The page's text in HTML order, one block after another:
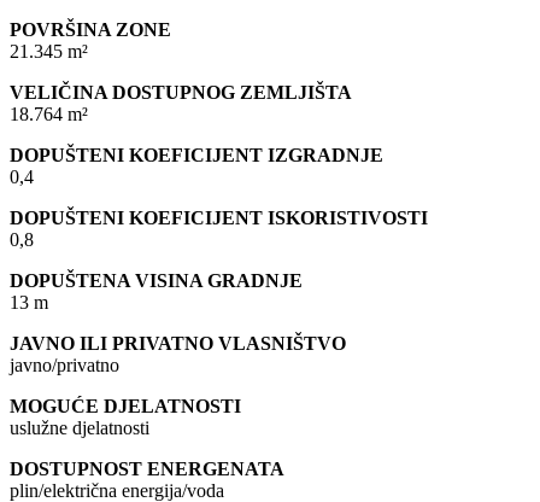
POVRŠINA ZONE
21.345 m²
VELIČINA DOSTUPNOG ZEMLJIŠTA
18.764 m²
DOPUŠTENI KOEFICIJENT IZGRADNJE
0,4
DOPUŠTENI KOEFICIJENT ISKORISTIVOSTI
0,8
DOPUŠTENA VISINA GRADNJE
13 m
JAVNO ILI PRIVATNO VLASNIŠTVO
javno/privatno
MOGUĆE DJELATNOSTI
uslužne djelatnosti
DOSTUPNOST ENERGENATA
plin/električna energija/voda